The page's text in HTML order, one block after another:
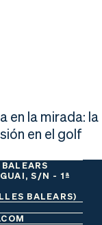
en la mirada: la
en el golf
S/N - 1ª
BALEARS)